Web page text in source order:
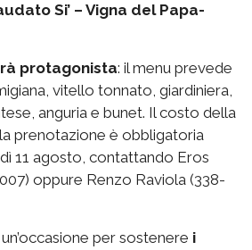
Si’ – Vigna del Papa-
protagonista: il menu prevede
vitello tonnato, giardiniera,
anguria e bunet. Il costo della
prenotazione è obbligatoria
11 agosto, contattando Eros
oppure Renzo Raviola (338-
per sostenere i